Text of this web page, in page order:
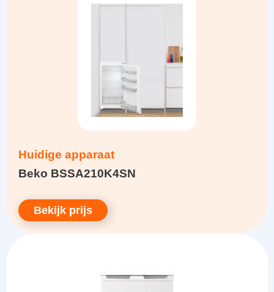
Huidige apparaat
Beko BSSA210K4SN
Bekijk prijs